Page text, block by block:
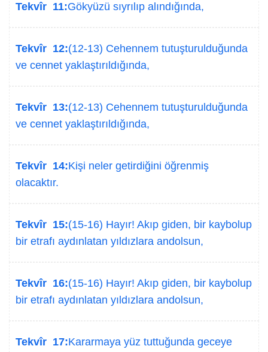
Tekvîr 11:Gökyüzü sıyrılıp alındığında,
Tekvîr 12:(12-13) Cehennem tutuşturulduğunda
ve cennet yaklaştırıldığında,
Tekvîr 13:(12-13) Cehennem tutuşturulduğunda
ve cennet yaklaştırıldığında,
Tekvîr 14:Kişi neler getirdiğini öğrenmiş
olacaktır.
Tekvîr 15:(15-16) Hayır! Akıp giden, bir kaybolup
bir etrafı aydınlatan yıldızlara andolsun,
Tekvîr 16:(15-16) Hayır! Akıp giden, bir kaybolup
bir etrafı aydınlatan yıldızlara andolsun,
Tekvîr 17:Kararmaya yüz tuttuğunda geceye